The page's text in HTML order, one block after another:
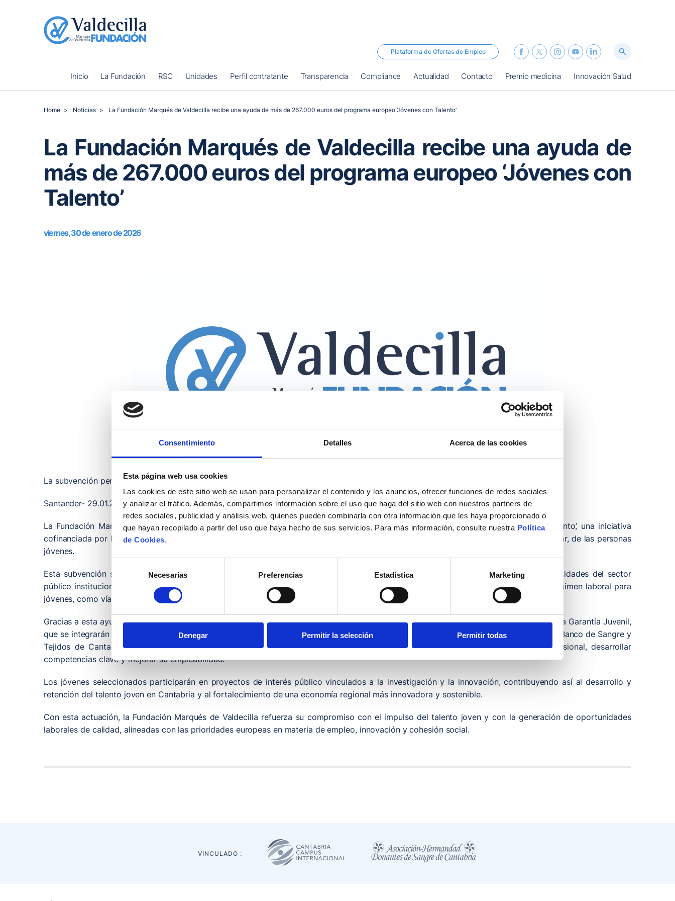
Consentimiento Detalles Acerca de las cookies
Esta página web usa cookies
Las cookies de este sitio web se usan para personalizar el contenido y los anuncios, ofrecer funciones de redes sociales
y analizar el tráfico. Además, compartimos información sobre el uso que haga del sitio web con nuestros partners de
redes sociales, publicidad y análisis web, quienes pueden combinarla con otra información que les haya proporcionado o
que hayan recopilado a partir del uso que haya hecho de sus servicios. Para más información, consulte nuestra Política
de Cookies.
de
consentimiento
Necesarias Preferencias Estadística Marketing
Denegar Permitir la selección Permitir todas
Plataforma de Ofertas de Empleo
Inicio La Fundación RSC Unidades Perfil contratante Transparencia Compliance Actualidad Contacto Premio medicina Innovación Salud
Home Noticias La Fundación Marqués de Valdecilla recibe una ayuda de más de 267.000 euros del programa europeo ‘Jóvenes con Talento’
La Fundación Marqués de Valdecilla recibe una ayuda de
más de 267.000 euros del programa europeo ‘Jóvenes con
Talento’
viernes, 30 de enero de 2026
La subvención permitirá la incorporación de jóvenes profesionales a distintas unidades de la Fundación durante un año
Santander- 29.01.2026
La Fundación Marqués de Valdecilla (FMV) ha recibido una ayuda de 267.383,42 euros en el marco del programa ‘Jóvenes con Talento’, una iniciativa
cofinanciada por la Unión Europea a través del Fondo Social Europeo Plus (FSE+), destinada a mejorar el acceso al empleo, en particular, de las personas
jóvenes.
Esta subvención se enmarca en las políticas activas de empleo de la Comunidad Autónoma de Cantabria y está dirigida tanto a entidades del sector
público institucional como a entidades sin ánimo de lucro. Su objetivo principal es la generación de oportunidades de prácticas en régimen laboral para
jóvenes, como vía para facilitar su inserción en el mercado de trabajo.
Gracias a esta ayuda, la Fundación Marqués de Valdecilla promoverá la incorporación de jóvenes profesionales inscritos en el marco de la Garantía Juvenil,
que se integrarán durante un año en sus distintas unidades como Servicios Generales, el Observatorio de Salud Pública de Cantabria, el Banco de Sangre y
Tejidos de Cantabria y el Servicio Tutelar. Estas incorporaciones permitirán a las personas participantes adquirir experiencia profesional, desarrollar
competencias clave y mejorar su empleabilidad.
Los jóvenes seleccionados participarán en proyectos de interés público vinculados a la investigación y la innovación, contribuyendo así al desarrollo y
retención del talento joven en Cantabria y al fortalecimiento de una economía regional más innovadora y sostenible.
Con esta actuación, la Fundación Marqués de Valdecilla refuerza su compromiso con el impulso del talento joven y con la generación de oportunidades
laborales de calidad, alineadas con las prioridades europeas en materia de empleo, innovación y cohesión social.
VINCULADO :